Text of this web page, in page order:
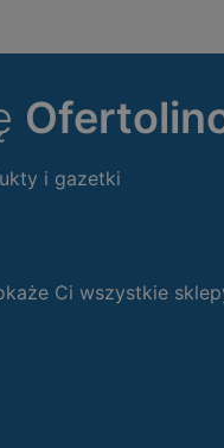
i gazetki
Ci wszystkie